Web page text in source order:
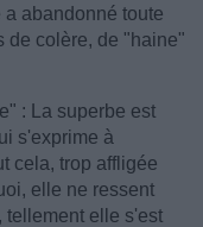
abandonné toute
de colère, de "haine"
: La superbe est
s'exprime à
cela, trop affligée
elle ne ressent
tellement elle s'est